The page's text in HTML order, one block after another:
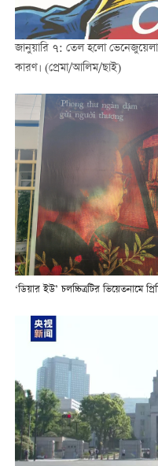
জানুয়ারি ৭: তেল হলো
কারণ। (প্রেমা/আলিম/ছাই)
‘ডিয়ার ইউ’ চলচ্চিত্রটির ভিয়েতনামে